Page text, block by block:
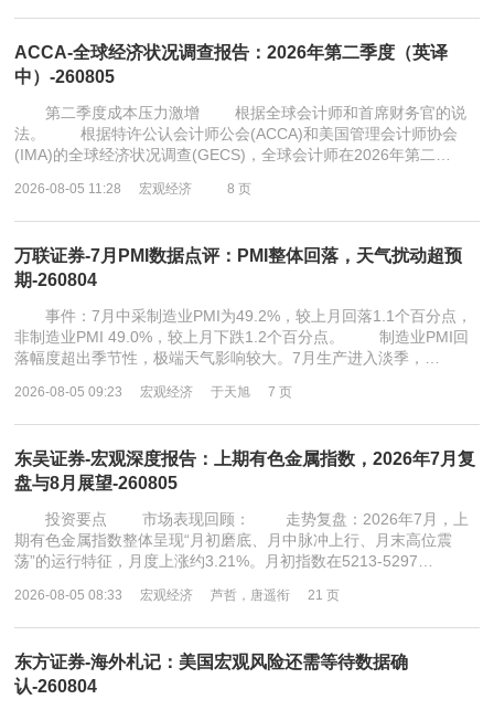
ACCA-全球经济状况调查报告：2026年第二季度（英译
中）-260805
第二季度成本压力激增 根据全球会计师和首席财务官的说
法。 根据特许公认会计师公会(ACCA)和美国管理会计师协会
(IMA)的全球经济状况调查(GECS)，全球会计师在2026年第二…
2026-08-05 11:28 宏观经济 8 页
万联证券-7月PMI数据点评：PMI整体回落，天气扰动超预
期-260804
事件：7月中采制造业PMI为49.2%，较上月回落1.1个百分点，
非制造业PMI 49.0%，较上月下跌1.2个百分点。 制造业PMI回
落幅度超出季节性，极端天气影响较大。7月生产进入淡季，…
2026-08-05 09:23 宏观经济 于天旭 7 页
东吴证券-宏观深度报告：上期有色金属指数，2026年7月复
盘与8月展望-260805
投资要点 市场表现回顾： 走势复盘：2026年7月，上
期有色金属指数整体呈现“月初磨底、月中脉冲上行、月末高位震
荡”的运行特征，月度上涨约3.21%。月初指数在5213-5297…
2026-08-05 08:33 宏观经济 芦哲，唐遥衔 21 页
东方证券-海外札记：美国宏观风险还需等待数据确
认-260804